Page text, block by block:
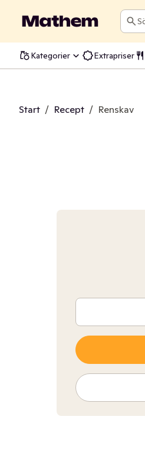
Sök
Kategorier Extrapriser
Start / Recept / Renskav